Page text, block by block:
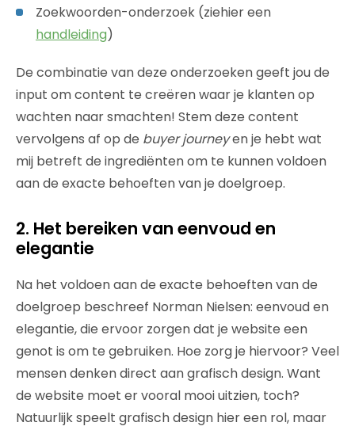
Zoekwoorden-onderzoek (ziehier een
handleiding)
De combinatie van deze onderzoeken geeft jou de
input om content te creëren waar je klanten op
wachten naar smachten! Stem deze content
vervolgens af op de buyer journeyen je hebt wat
mij betreft de ingrediënten om te kunnen voldoen
aan de exacte behoeften van je doelgroep.
2. Het bereiken van eenvoud en
elegantie
Na het voldoen aan de exacte behoeften van de
doelgroep beschreef Norman Nielsen: eenvoud en
elegantie, die ervoor zorgen dat je website een
genot is om te gebruiken. Hoe zorg je hiervoor? Veel
mensen denken direct aan grafisch design. Want
de website moet er vooral mooi uitzien, toch?
Natuurlijk speelt grafisch design hier een rol, maar